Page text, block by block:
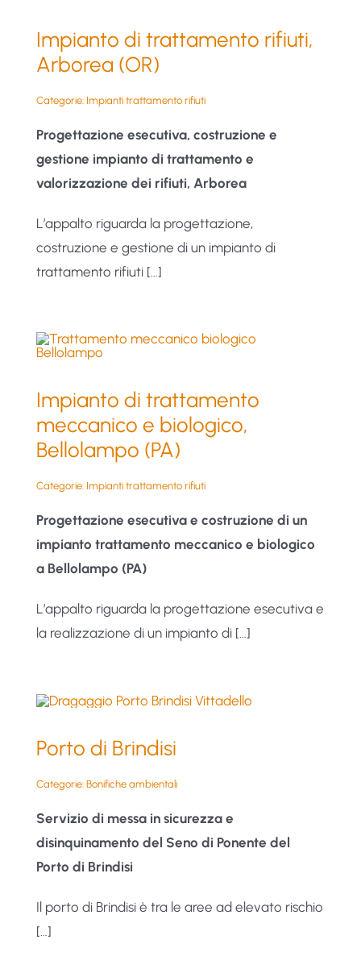
Impianto di trattamento rifiuti,
Arborea (OR)
Categorie: Impianti trattamento rifiuti
Progettazione esecutiva, costruzione e
gestione impianto di trattamento e
valorizzazione dei rifiuti, Arborea
L’appalto riguarda la progettazione,
costruzione e gestione di un impianto di
trattamento rifiuti […]
Impianto di trattamento
meccanico e biologico,
Bellolampo (PA)
Categorie: Impianti trattamento rifiuti
Progettazione esecutiva e costruzione di un
impianto trattamento meccanico e biologico
a Bellolampo (PA)
L’appalto riguarda la progettazione esecutiva e
la realizzazione di un impianto di […]
Porto di Brindisi
Categorie: Bonifiche ambientali
Servizio di messa in sicurezza e
disinquinamento del Seno di Ponente del
Porto di Brindisi
Il porto di Brindisi è tra le aree ad elevato rischio
[…]